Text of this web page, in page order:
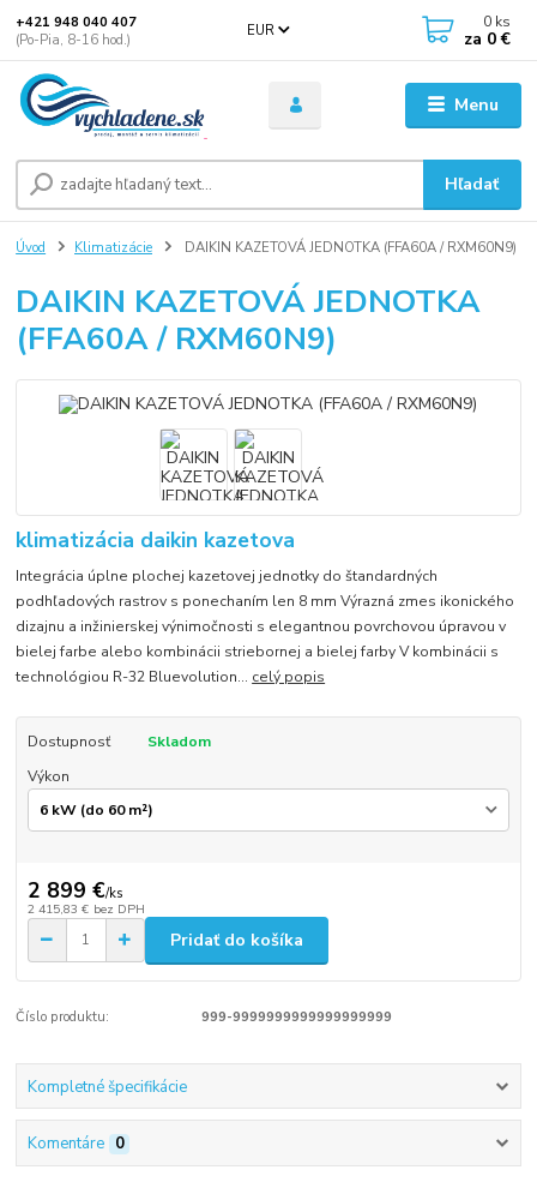
Menu
EUR
Hľadať
+421 948 040 407
(Po-Pia, 8-16 hod.)
0 ks
za 0 €
Úvod Klimatizácie DAIKIN KAZETOVÁ JEDNOTKA (FFA60A / RXM60N9)
DAIKIN KAZETOVÁ JEDNOTKA
(FFA60A / RXM60N9)
klimatizácia daikin kazetova
Integrácia úplne plochej kazetovej jednotky do štandardných
podhľadových rastrov s ponechaním len 8 mm Výrazná zmes ikonického
dizajnu a inžinierskej výnimočnosti s elegantnou povrchovou úpravou v
bielej farbe alebo kombinácii striebornej a bielej farby V kombinácii s
technológiou R-32 Bluevolution... celý popis
Dostupnosť
Skladom
Výkon
2 899 €/ks
2 415,83 € bez DPH
Pridať do košíka
Číslo produktu: 999-9999999999999999999
Kompletné špecifikácie
Komentáre 0